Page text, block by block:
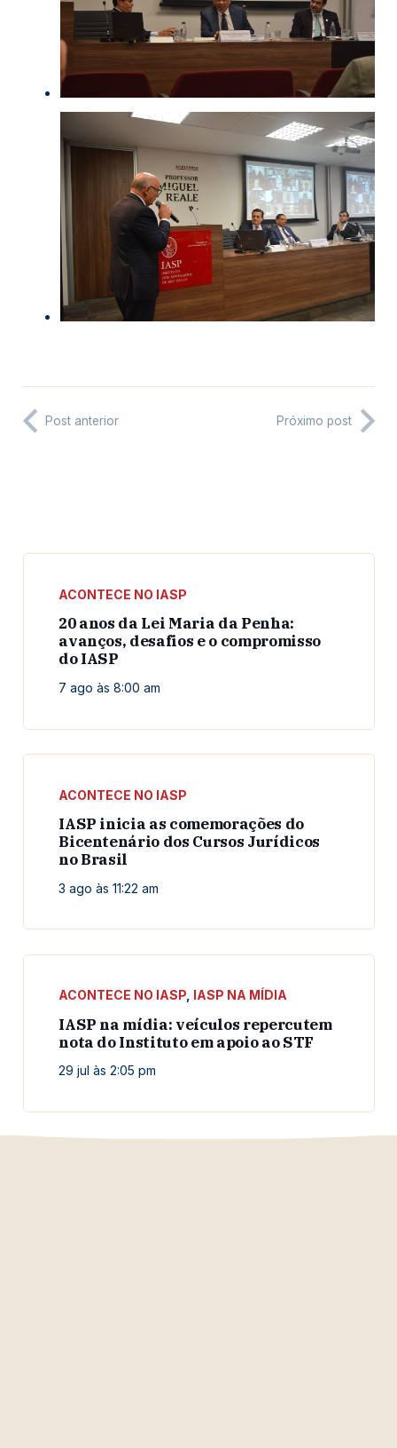
Post anterior Próximo post
ACONTECE NO IASP
20 anos da Lei Maria da Penha:
avanços, desafios e o compromisso
do IASP
7 ago às 8:00 am
ACONTECE NO IASP
IASP inicia as comemorações do
Bicentenário dos Cursos Jurídicos
no Brasil
3 ago às 11:22 am
ACONTECE NO IASP IASP NA MÍDIA
IASP na mídia: veículos repercutem
nota do Instituto em apoio ao STF
29 jul às 2:05 pm